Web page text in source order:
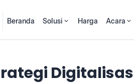
Beranda Solusi Harga Acara